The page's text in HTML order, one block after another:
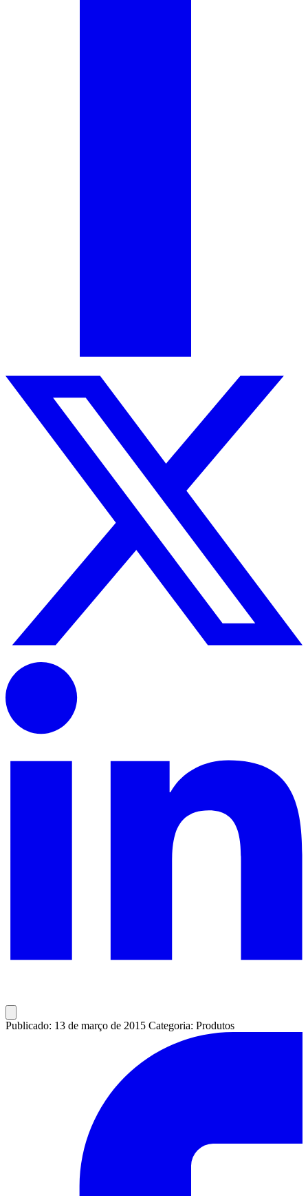
Publicado: 13 de março de 2015 Categoria: Produtos